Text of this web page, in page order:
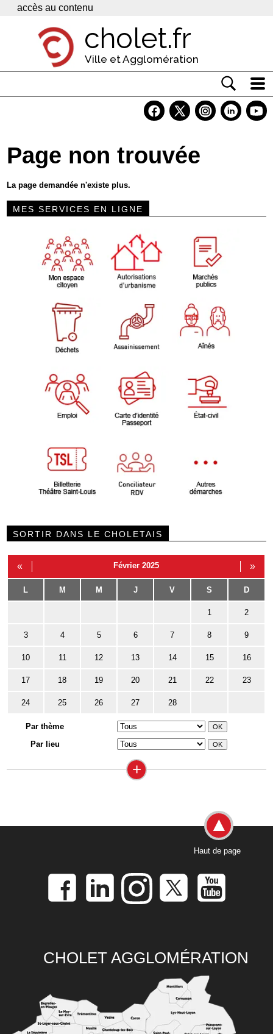
Panneau de gestion des cookies
accès au contenu
cholet.fr
Ville et Agglomération
Economie
Services
Contacts
Page non trouvée
La page demandée n'existe plus.
MES SERVICES EN LIGNE
SORTIR DANS LE CHOLETAIS
« Février 2025 »
L M M J V S D
1 2
3 4 5 6 7 8 9
10 11 12 13 14 15 16
17 18 19 20 21 22 23
24 25 26 27 28
Par thème
Par lieu
+
Haut de page
CHOLET AGGLOMÉRATION